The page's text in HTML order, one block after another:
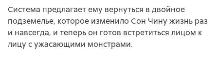
Система предлагает ему вернуться в двойное
подземелье, которое изменило Сон Чину жизнь раз
и навсегда, и теперь он готов встретиться лицом к
лицу с ужасающими монстрами.